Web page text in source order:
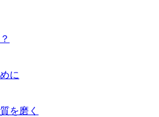
に
を磨く